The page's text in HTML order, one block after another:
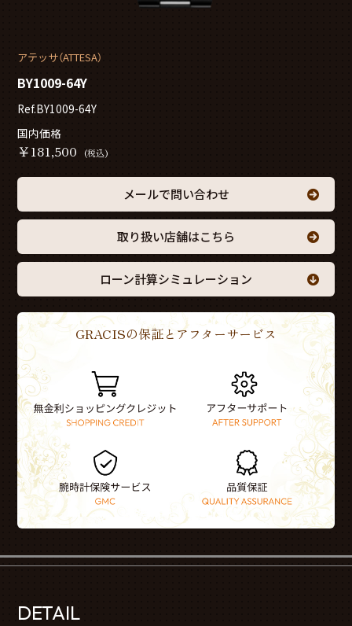
アテッサ（ATTESA）
BY1009-64Y
Ref.BY1009-64Y
国内価格
￥181,500 (税込)
メールで問い合わせ
取り扱い店舗はこちら
ローン計算シミュレーション
GRACISの保証とアフターサービス
DETAIL